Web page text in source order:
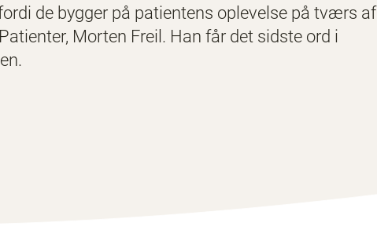
de bygger på patientens oplevelse på tværs af
Morten Freil. Han får det sidste ord i